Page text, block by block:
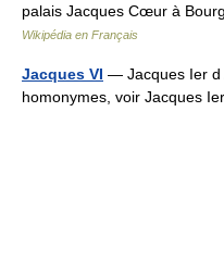
palais Jacques Cœur à
Wikipédia en Français
Jacques VI — Jacques Ier d
homonymes, voir Jacques